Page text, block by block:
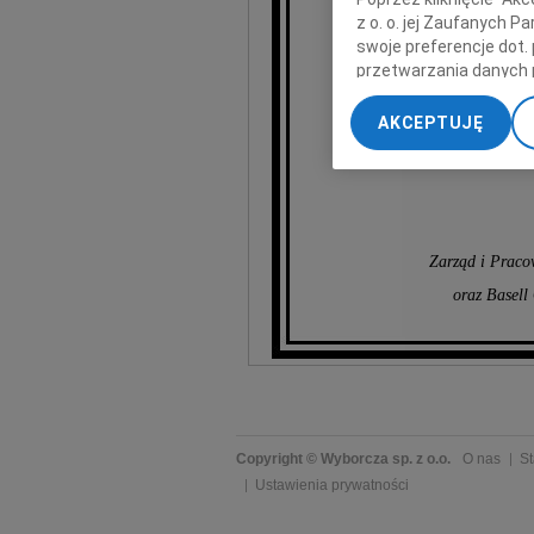
Zarząd i
oraz Basell
Copyright © Wyborcza sp. z o.o. O nas
Ustawienia prywatności
z o. o. jej Zaufanych
swoje preferencje dot.
przetwarzania danych
„Ustawienia
My, nasi Zaufani
dokładnych danych
Przechowywanie
treści, badnie
AKCEPTUJĘ